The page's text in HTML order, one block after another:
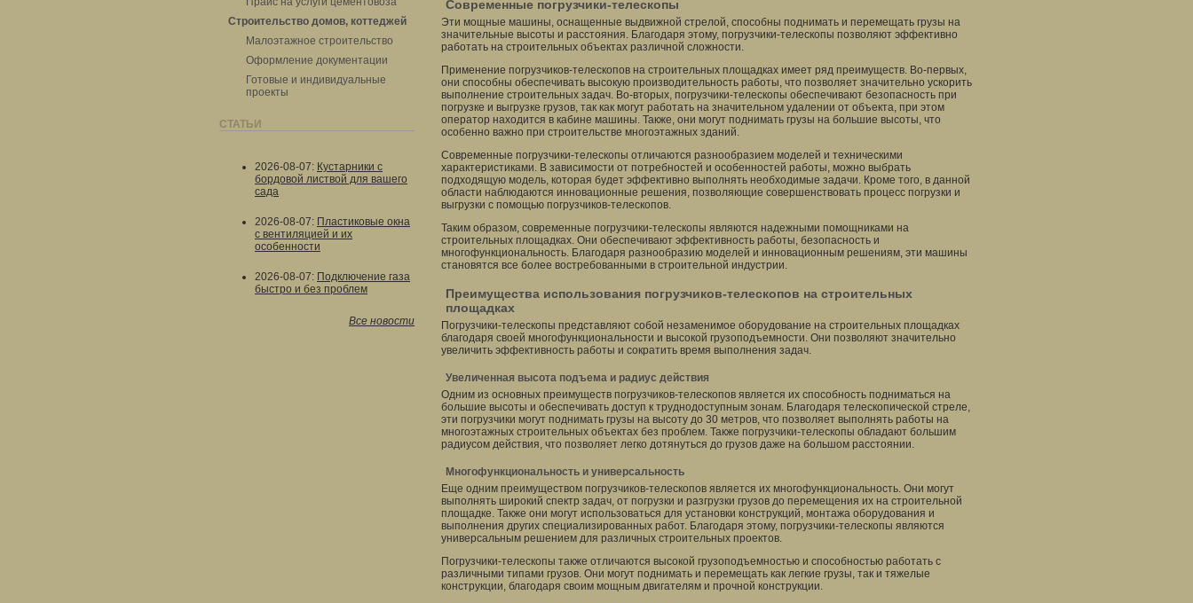
Строительство домов, коттеджей
Малоэтажное строительство
Оформление документации
Готовые и индивидуальные
проекты
СТАТЬИ
2026-08-07: Кустарники с
бордовой листвой для вашего
сада
2026-08-07: Пластиковые окна
с вентиляцией и их
особенности
2026-08-07: Подключение газа
быстро и без проблем
Все новости
Современные погрузчики-телескопы
Эти мощные машины, оснащенные выдвижной стрелой, способны поднимать и перемещать грузы на
значительные высоты и расстояния. Благодаря этому, погрузчики-телескопы позволяют эффективно
работать на строительных объектах различной сложности.
Применение погрузчиков-телескопов на строительных площадках имеет ряд преимуществ. Во-первых,
они способны обеспечивать высокую производительность работы, что позволяет значительно ускорить
выполнение строительных задач. Во-вторых, погрузчики-телескопы обеспечивают безопасность при
погрузке и выгрузке грузов, так как могут работать на значительном удалении от объекта, при этом
оператор находится в кабине машины. Также, они могут поднимать грузы на большие высоты, что
особенно важно при строительстве многоэтажных зданий.
Современные погрузчики-телескопы отличаются разнообразием моделей и техническими
характеристиками. В зависимости от потребностей и особенностей работы, можно выбрать
подходящую модель, которая будет эффективно выполнять необходимые задачи. Кроме того, в данной
области наблюдаются инновационные решения, позволяющие совершенствовать процесс погрузки и
выгрузки с помощью погрузчиков-телескопов.
Таким образом, современные погрузчики-телескопы являются надежными помощниками на
строительных площадках. Они обеспечивают эффективность работы, безопасность и
многофункциональность. Благодаря разнообразию моделей и инновационным решениям, эти машины
становятся все более востребованными в строительной индустрии.
Преимущества использования погрузчиков-телескопов на строительных
площадках
Погрузчики-телескопы представляют собой незаменимое оборудование на строительных площадках
благодаря своей многофункциональности и высокой грузоподъемности. Они позволяют значительно
увеличить эффективность работы и сократить время выполнения задач.
Увеличенная высота подъема и радиус действия
Одним из основных преимуществ погрузчиков-телескопов является их способность подниматься на
большие высоты и обеспечивать доступ к труднодоступным зонам. Благодаря телескопической стреле,
эти погрузчики могут поднимать грузы на высоту до 30 метров, что позволяет выполнять работы на
многоэтажных строительных объектах без проблем. Также погрузчики-телескопы обладают большим
радиусом действия, что позволяет легко дотянуться до грузов даже на большом расстоянии.
Многофункциональность и универсальность
Еще одним преимуществом погрузчиков-телескопов является их многофункциональность. Они могут
выполнять широкий спектр задач, от погрузки и разгрузки грузов до перемещения их на строительной
площадке. Также они могут использоваться для установки конструкций, монтажа оборудования и
выполнения других специализированных работ. Благодаря этому, погрузчики-телескопы являются
универсальным решением для различных строительных проектов.
Погрузчики-телескопы также отличаются высокой грузоподъемностью и способностью работать с
различными типами грузов. Они могут поднимать и перемещать как легкие грузы, так и тяжелые
конструкции, благодаря своим мощным двигателям и прочной конструкции.